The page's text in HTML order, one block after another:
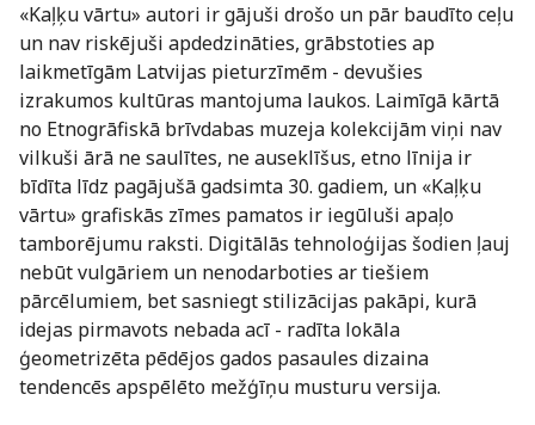
«Kaļķu vārtu» autori ir gājuši drošo un pār baudīto ceļu
un nav riskējuši apdedzināties, grābstoties ap
laikmetīgām Latvijas pieturzīmēm - devušies
izrakumos kultūras mantojuma laukos. Laimīgā kārtā
no Etnogrāfiskā brīvdabas muzeja kolekcijām viņi nav
vilkuši ārā ne saulītes, ne auseklīšus, etno līnija ir
bīdīta līdz pagājušā gadsimta 30. gadiem, un «Kaļķu
vārtu» grafiskās zīmes pamatos ir iegūluši apaļo
tamborējumu raksti. Digitālās tehnoloģijas šodien ļauj
nebūt vulgāriem un nenodarboties ar tiešiem
pārcēlumiem, bet sasniegt stilizācijas pakāpi, kurā
idejas pirmavots nebada acī - radīta lokāla
ģeometrizēta pēdējos gados pasaules dizaina
tendencēs apspēlēto mežģīņu musturu versija.